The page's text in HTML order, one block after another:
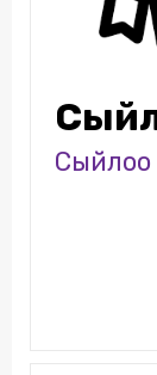
Сыйлоо